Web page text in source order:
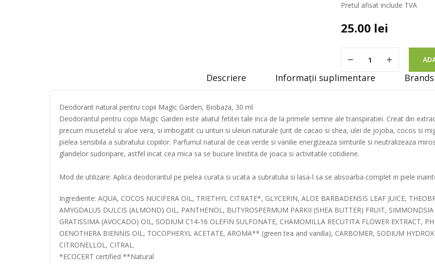
Pretul afisat include TVA
25.00 lei
Descriere Informații suplimentare
Deodorant natural pentru copii Magic Garden, Biobaza, 30 ml
Deodorantul pentru copii Magic Garden este aliatul fetitei tale inca de la primele semne ale transpiratiei. Creat din
precum musetelul si aloe vera, si imbogatit cu unturi si uleiuri naturale (unt de cacao si shea, ulei de jojoba, cocos si
pielea sensibila a subratului copiilor. Parfumul natural de ceai verde si vanilie energizeaza simturile si neutralizeaza
glandelor sudoripare, astfel incat cea mica sa se bucure linistita de joaca si activitatile cotidiene.
Mod de utilizare: Aplica deodorantul pe pielea curata si ucata a subratului si lasa-l sa se absoarba complet in piele
Ingrediente: AQUA, COCOS NUCIFERA OIL, TRIETHYL CITRATE*, GLYCERIN, ALOE BARBADENSIS LEAF JUICE,
AMYGDALUS DULCIS (ALMOND) OIL, PANTHENOL, BUTYROSPERMUM PARKII (SHEA BUTTER) FRUIT, SIMMONDSIA
GRATISSIMA (AVOCADO) OIL, SODIUM C14-16 OLEFIN SULFONATE, CHAMOMILLA RECUTITA FLOWER EXTRACT,
OENOTHERA BIENNIS OIL, TOCOPHERYL ACETATE, AROMA** (green tea and vanilla), CARBOMER, SODIUM
CITRONELLOL, CITRAL.
*ECOCERT certified **Natural